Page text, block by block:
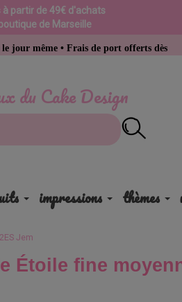
à partir de 49€ d'achats
de Marseille
du Cake Design
• Frais de port offerts dès 49 € d’achat
impressions thèmes
Jem
Étoile fine